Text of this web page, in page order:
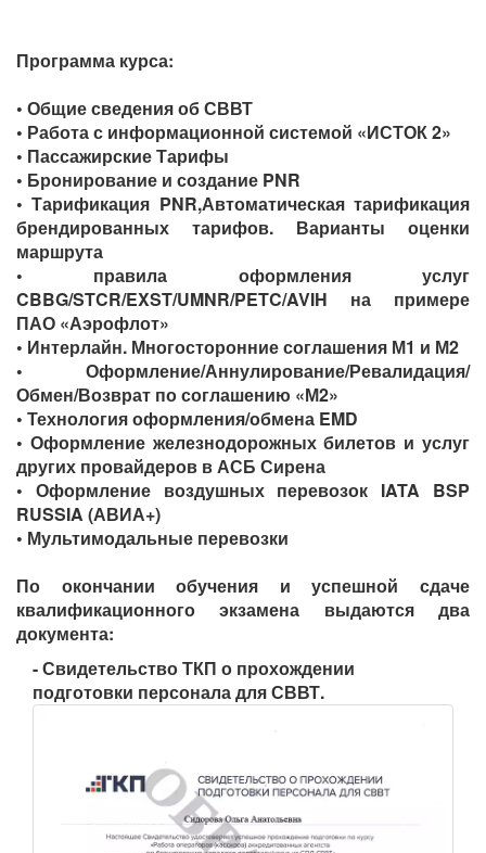
Программа курса:
• Общие сведения об СВВТ
• Работа с информационной системой «ИСТОК 2»
• Пассажирские Тарифы
• Бронирование и создание PNR
• Тарификация PNR,Автоматическая тарификация
брендированных тарифов. Варианты оценки
маршрута
• правила оформления услуг
CBBG/STCR/EXST/UMNR/PETC/AVIH на примере
ПАО «Аэрофлот»
• Интерлайн. Многосторонние соглашения М1 и М2
• Оформление/Аннулирование/Ревалидация/
Обмен/Возврат по соглашению «М2»
• Технология оформления/обмена EMD
• Оформление железнодорожных билетов и услуг
других провайдеров в АСБ Сирена
• Оформление воздушных перевозок IATA BSP
RUSSIA (АВИА+)
• Мультимодальные перевозки
По окончании обучения и успешной сдаче
квалификационного экзамена выдаются два
документа:
- Свидетельство ТКП о прохождении
подготовки персонала для СВВТ.